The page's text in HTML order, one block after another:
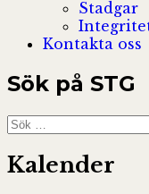
Stadgar
Kontakta oss
Sök på STG
Sök
efter:
Kalender